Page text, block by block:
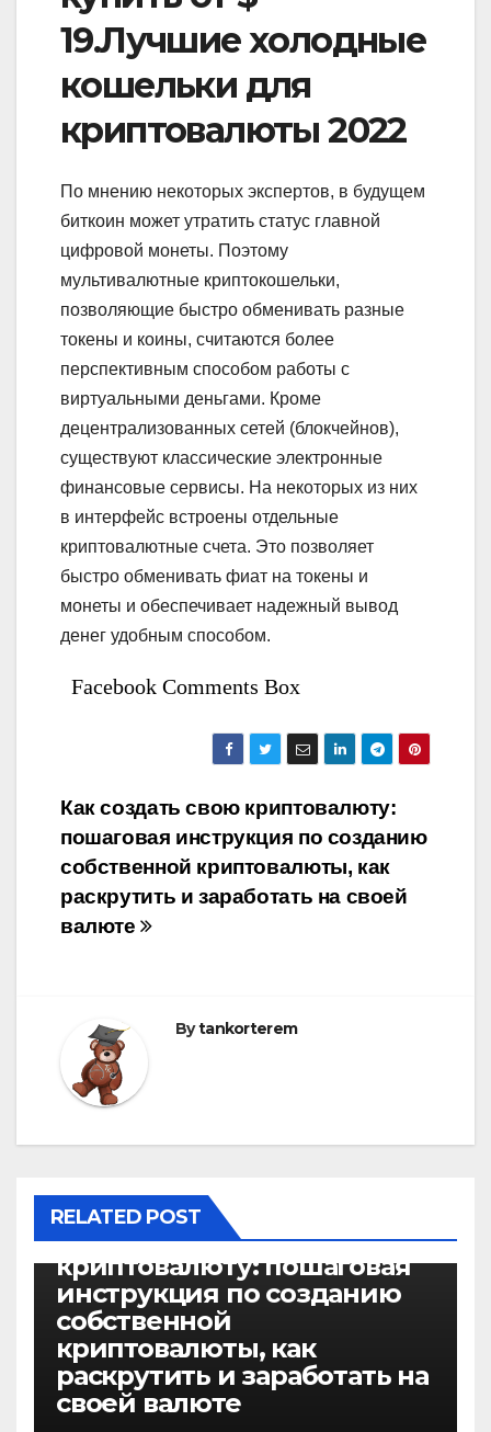
19.Лучшие холодные
кошельки для
криптовалюты 2022
По мнению некоторых экспертов, в будущем
биткоин может утратить статус главной
цифровой монеты. Поэтому
мультивалютные криптокошельки,
позволяющие быстро обменивать разные
токены и коины, считаются более
перспективным способом работы с
виртуальными деньгами. Кроме
децентрализованных сетей (блокчейнов),
существуют классические электронные
финансовые сервисы. На некоторых из них
в интерфейс встроены отдельные
криптовалютные счета. Это позволяет
быстро обменивать фиат на токены и
монеты и обеспечивает надежный вывод
денег удобным способом.
Facebook Comments Box
Bejegyzés
navigáció
Как создать свою криптовалюту:
пошаговая инструкция по созданию
собственной криптовалюты, как
раскрутить и заработать на своей
валюте
Bytankorterem
RELATED POST
ФИНТЕХ
Как создать свою
криптовалюту: пошаговая
инструкция по созданию
собственной
криптовалюты, как
раскрутить и заработать на
своей валюте